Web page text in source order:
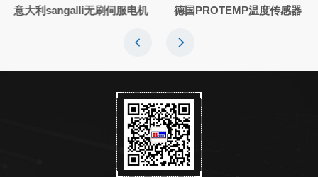
意大利sangalli无刷伺服电机 德国PROTEMP温度传感器